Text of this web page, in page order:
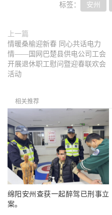
标签： 安州
上一篇
情暖桑榆迎新春 同心共话电力
情——国网巴楚县供电公司工会
开展退休职工慰问暨迎春联欢会
活动
相关推荐
绵阳安州查获一起醉驾已刑事立
案。